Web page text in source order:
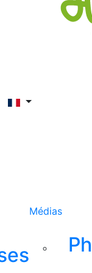
Médias